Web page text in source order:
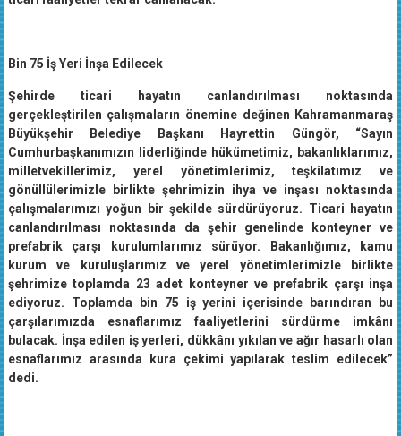
ticari faaliyetler tekrar canlanacak.
Bin 75 İş Yeri İnşa Edilecek
Şehirde ticari hayatın canlandırılması noktasında
gerçekleştirilen çalışmaların önemine değinen Kahramanmaraş
Büyükşehir Belediye Başkanı Hayrettin Güngör, “Sayın
Cumhurbaşkanımızın liderliğinde hükümetimiz, bakanlıklarımız,
milletvekillerimiz, yerel yönetimlerimiz, teşkilatımız ve
gönüllülerimizle birlikte şehrimizin ihya ve inşası noktasında
çalışmalarımızı yoğun bir şekilde sürdürüyoruz. Ticari hayatın
canlandırılması noktasında da şehir genelinde konteyner ve
prefabrik çarşı kurulumlarımız sürüyor. Bakanlığımız, kamu
kurum ve kuruluşlarımız ve yerel yönetimlerimizle birlikte
şehrimize toplamda 23 adet konteyner ve prefabrik çarşı inşa
ediyoruz. Toplamda bin 75 iş yerini içerisinde barındıran bu
çarşılarımızda esnaflarımız faaliyetlerini sürdürme imkânı
bulacak. İnşa edilen iş yerleri, dükkânı yıkılan ve ağır hasarlı olan
esnaflarımız arasında kura çekimi yapılarak teslim edilecek”